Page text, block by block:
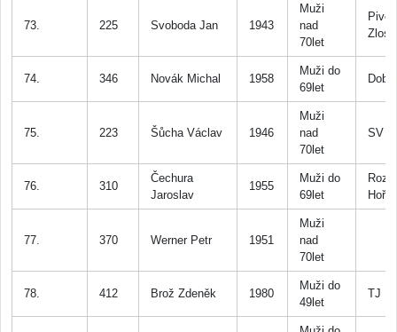
73. 225 Svoboda Jan 1943
Muži
nad
70let
74. 346 Novák Michal 1958
Muži do
69let
75. 223 Šůcha Václav 1946
Muži
nad
70let
SV
76. 310
Čechura
Jaroslav
1955
Muži do
69let
77. 370 Werner Petr 1951
Muži
nad
70let
78. 412 Brož Zdeněk 1980
Muži do
49let
TJ